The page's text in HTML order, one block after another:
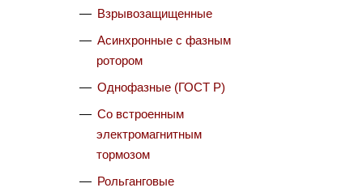
Взрывозащищенные
Асинхронные с фазным
ротором
Однофазные (ГОСТ Р)
Со встроенным
электромагнитным
тормозом
Рольганговые